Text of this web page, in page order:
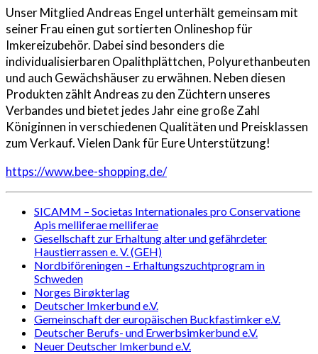
Unser Mitglied Andreas Engel unterhält gemeinsam mit
seiner Frau einen gut sortierten Onlineshop für
Imkereizubehör. Dabei sind besonders die
individualisierbaren Opalithplättchen, Polyurethanbeuten
und auch Gewächshäuser zu erwähnen. Neben diesen
Produkten zählt Andreas zu den Züchtern unseres
Verbandes und bietet jedes Jahr eine große Zahl
Königinnen in verschiedenen Qualitäten und Preisklassen
zum Verkauf. Vielen Dank für Eure Unterstützung!
https://www.bee-shopping.de/
SICAMM – Societas Internationales pro Conservatione
Apis melliferae melliferae
Gesellschaft zur Erhaltung alter und gefährdeter
Haustierrassen e. V. (GEH)
Nordbiföreningen – Erhaltungszuchtprogram in
Schweden
Norges Birøkterlag
Deutscher Imkerbund e.V.
Gemeinschaft der europäischen Buckfastimker e.V.
Deutscher Berufs- und Erwerbsimkerbund e.V.
Neuer Deutscher Imkerbund e.V.